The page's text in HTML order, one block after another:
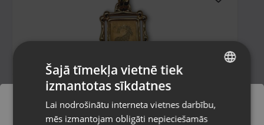
Zelts Kulons
Rīga, Jūrmalas gatve 85
Stāvoklis Restaurēts (Garantija 24 mēneši)
RUSSIAN
Šajā tīmekļa vietnē tiek
izmantotas sīkdatnes
Lai nodrošinātu interneta vietnes darbību,
mēs izmantojam obligāti nepieciešamās